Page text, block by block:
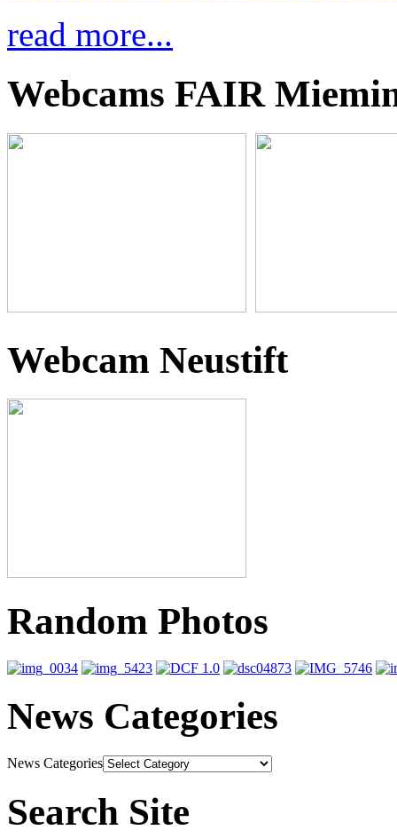
read more...
Webcams FAIR
Webcam Neustift
Random Photos
News Categories
News Categories
Search Site